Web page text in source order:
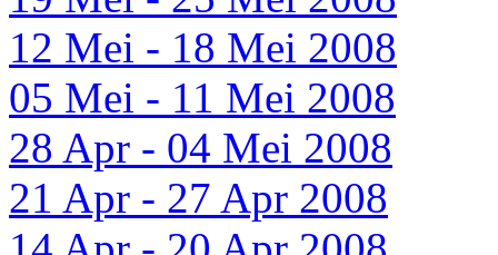
12 Mei - 18 Mei 2008
05 Mei - 11 Mei 2008
28 Apr - 04 Mei 2008
21 Apr - 27 Apr 2008